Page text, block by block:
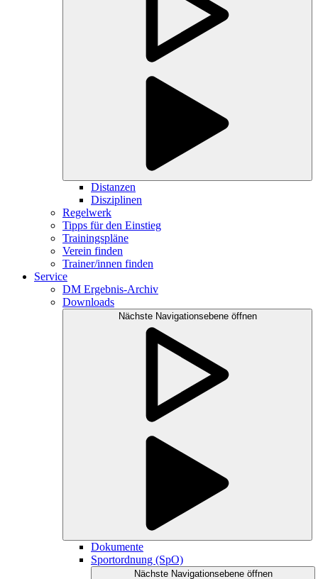
Distanzen
Disziplinen
Regelwerk
Tipps für den Einstieg
Trainingspläne
Verein finden
Trainer/innen finden
Service
DM Ergebnis-Archiv
Downloads
Nächste Navigationsebene öffnen
Dokumente
Sportordnung (SpO)
Nächste Navigationsebene öffnen